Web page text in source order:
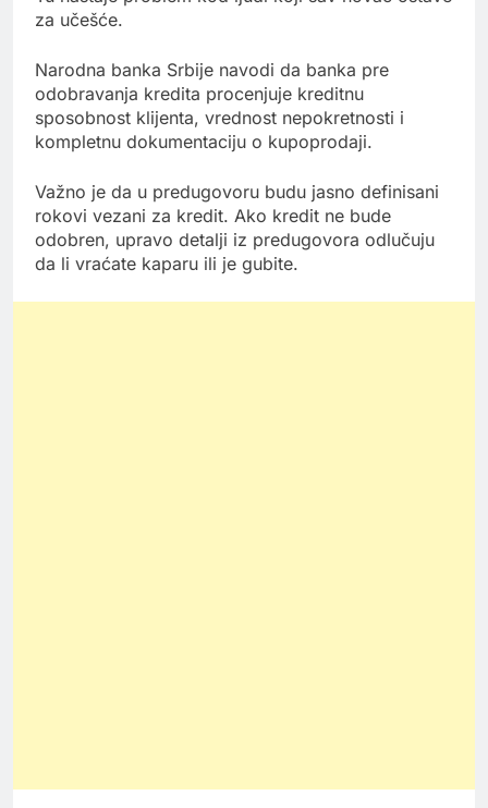
za učešće.
Narodna banka Srbije navodi da banka pre
odobravanja kredita procenjuje kreditnu
sposobnost klijenta, vrednost nepokretnosti i
kompletnu dokumentaciju o kupoprodaji.
Važno je da u predugovoru budu jasno definisani
rokovi vezani za kredit. Ako kredit ne bude
odobren, upravo detalji iz predugovora odlučuju
da li vraćate kaparu ili je gubite.